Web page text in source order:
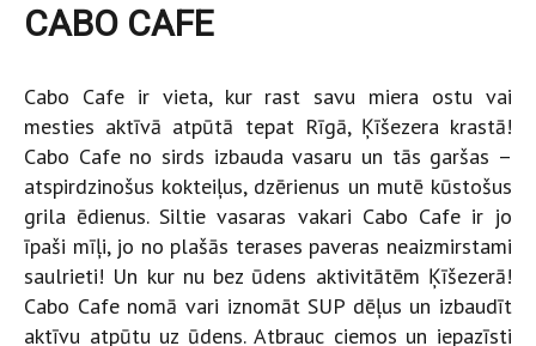
CABO CAFE
Cabo Cafe ir vieta, kur rast savu miera ostu vai
mesties aktīvā atpūtā tepat Rīgā, Ķīšezera krastā!
Cabo Cafe no sirds izbauda vasaru un tās garšas –
atspirdzinošus kokteiļus, dzērienus un mutē kūstošus
grila ēdienus. Siltie vasaras vakari Cabo Cafe ir jo
īpaši mīļi, jo no plašās terases paveras neaizmirstami
saulrieti! Un kur nu bez ūdens aktivitātēm Ķīšezerā!
Cabo Cafe nomā vari iznomāt SUP dēļus un izbaudīt
aktīvu atpūtu uz ūdens. Atbrauc ciemos un iepazīsti